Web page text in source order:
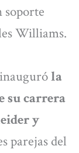
soporte
Williams.
la
su carrera
y
parejas del